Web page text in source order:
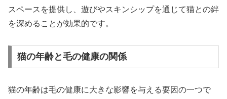
スペースを提供し、遊びやスキンシップを通じて猫との絆
を深めることが効果的です。
猫の年齢と毛の健康の関係
猫の年齢は毛の健康に大きな影響を与える要因の一つで